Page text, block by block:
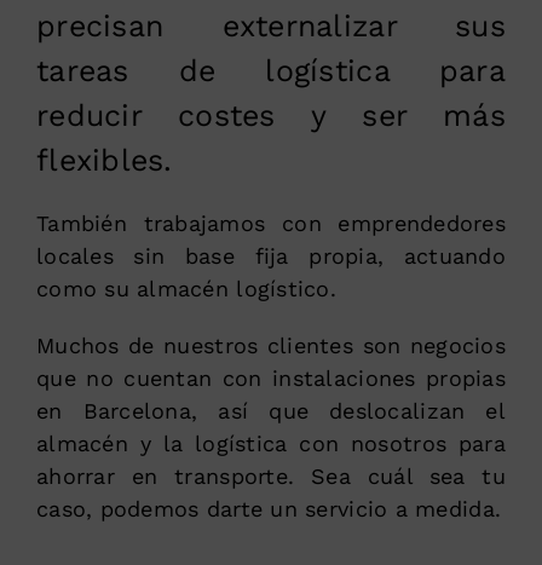
precisan externalizar sus
tareas de logística para
reducir costes y ser más
flexibles.
También trabajamos con emprendedores
locales sin base fija propia, actuando
como su almacén logístico.
Muchos de nuestros clientes son negocios
que no cuentan con instalaciones propias
en Barcelona, así que deslocalizan el
almacén y la logística con nosotros para
ahorrar en transporte. Sea cuál sea tu
caso, podemos darte un servicio a medida.